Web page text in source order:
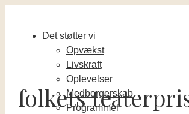
Det støtter vi
Opvækst
Livskraft
Oplevelser
Medborgerskab
Programmer
folkets